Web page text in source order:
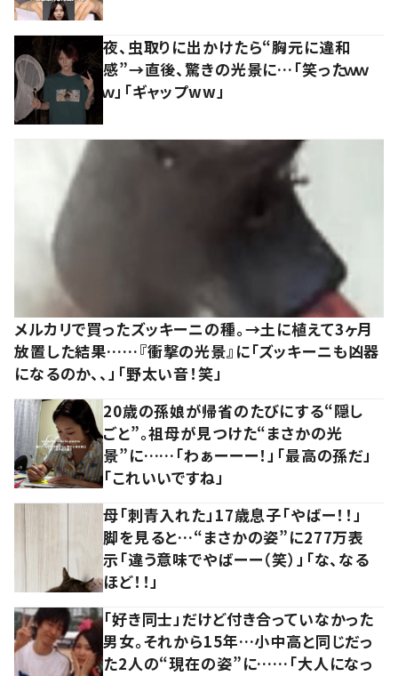
夜、虫取りに出かけたら“胸元に違和
感”→直後、驚きの光景に…「笑ったｗｗ
ｗ」「ギャップww」
メルカリで買ったズッキーニの種。→土に植えて3ヶ月
放置した結果……『衝撃の光景』に「ズッキーニも凶器
になるのか、、」「野太い音！笑」
20歳の孫娘が帰省のたびにする“隠し
ごと”。祖母が見つけた“まさかの光
景”に……「わぁーーー！」「最高の孫だ」
「これいいですね」
母「刺青入れた」17歳息子「やばー！！」
脚を見ると…“まさかの姿”に277万表
示「違う意味でやばーー（笑）」「な、なる
ほど！！」
「好き同士」だけど付き合っていなかった
男女。それから15年…小中高と同じだっ
た2人の“現在の姿”に……「大人になっ